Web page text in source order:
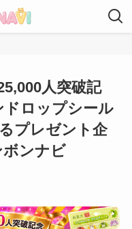
人突破記
ドロップシール
プレゼント企
ボンナビ